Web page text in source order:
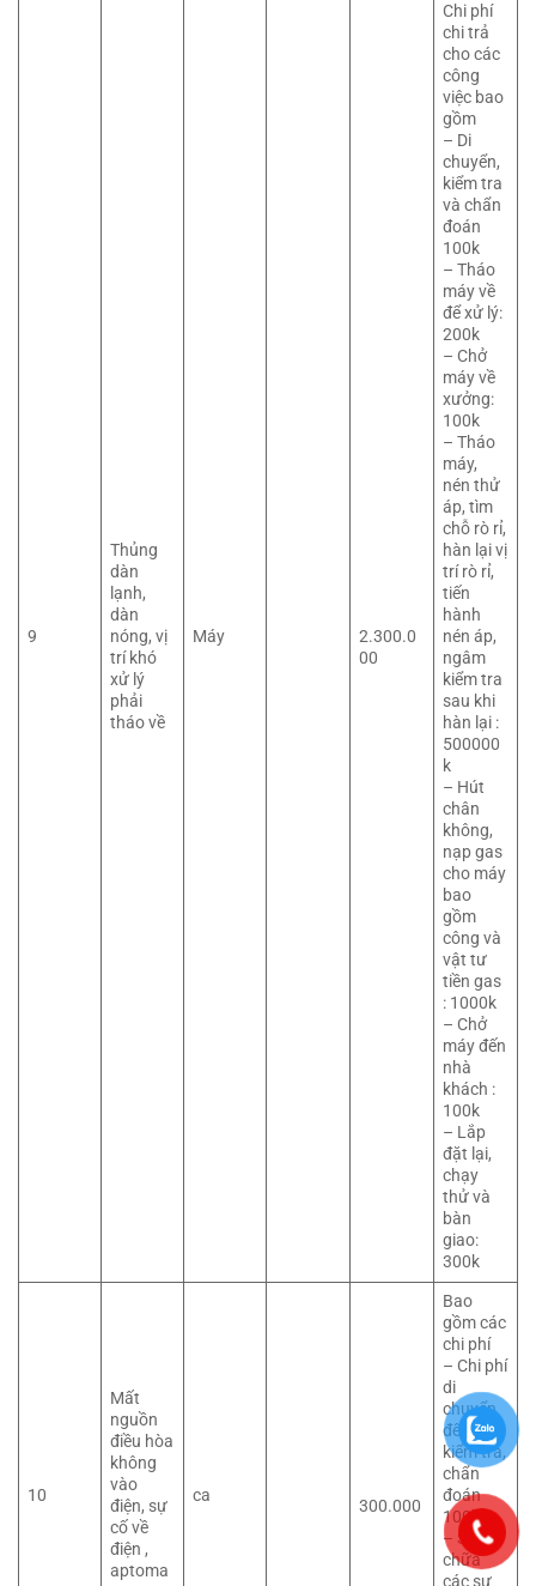
9
Thủng
dàn
lạnh,
dàn
nóng, vị
trí khó
xử lý
phải
tháo về
Máy
2.300.0
00
Chi phí
chi trả
cho các
công
việc bao
gồm
– Di
chuyển,
kiểm tra
và chẩn
đoán
100k
– Tháo
máy về
để xử lý:
200k
– Chở
máy về
xưởng:
100k
– Tháo
máy,
nén thử
áp, tìm
chỗ rò rỉ,
hàn lại vị
trí rò rỉ,
tiến
hành
nén áp,
ngâm
kiểm tra
sau khi
hàn lại :
500000
k
– Hút
chân
không,
nạp gas
cho máy
bao
gồm
công và
vật tư
tiền gas
: 1000k
– Chở
máy đến
nhà
khách :
100k
– Lắp
đặt lại,
chạy
thử và
bàn
giao:
300k
10
Mất
nguồn
điều hòa
không
vào
điện, sự
cố về
điện ,
aptoma
ca
300.000
Bao
gồm các
chi phí
– Chi phí
di
chuyển
đến
kiểm tra,
chẩn
đoán
100k
– Sửa
chữa
các sự